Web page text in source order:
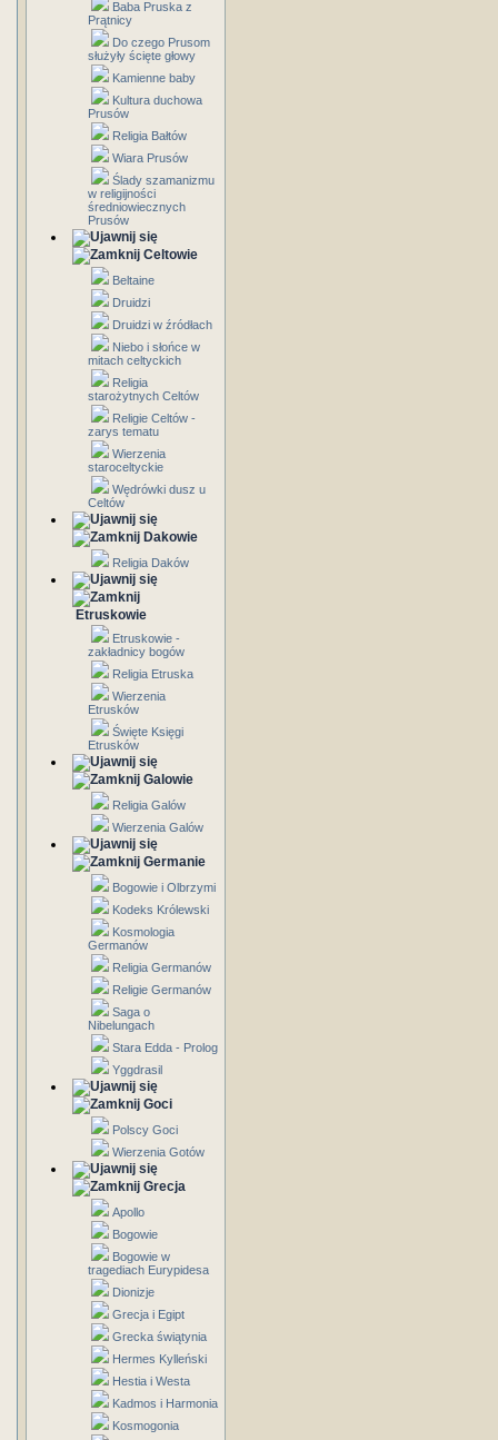
Baba Pruska z
Prątnicy
Do czego Prusom
służyły ścięte głowy
Kamienne baby
Kultura duchowa
Prusów
Religia Bałtów
Wiara Prusów
Ślady szamanizmu
w religijności
średniowiecznych
Prusów
Celtowie
Beltaine
Druidzi
Druidzi w źródłach
Niebo i słońce w
mitach celtyckich
Religia
starożytnych Celtów
Religie Celtów -
zarys tematu
Wierzenia
staroceltyckie
Wędrówki dusz u
Celtów
Dakowie
Religia Daków
Etruskowie
Etruskowie -
zakładnicy bogów
Religia Etruska
Wierzenia
Etrusków
Święte Księgi
Etrusków
Galowie
Religia Galów
Wierzenia Galów
Germanie
Bogowie i Olbrzymi
Kodeks Królewski
Kosmologia
Germanów
Religia Germanów
Religie Germanów
Saga o
Nibelungach
Stara Edda - Prolog
Yggdrasil
Goci
Polscy Goci
Wierzenia Gotów
Grecja
Apollo
Bogowie
Bogowie w
tragediach Eurypidesa
Dionizje
Grecja i Egipt
Grecka świątynia
Hermes Kylleński
Hestia i Westa
Kadmos i Harmonia
Kosmogonia